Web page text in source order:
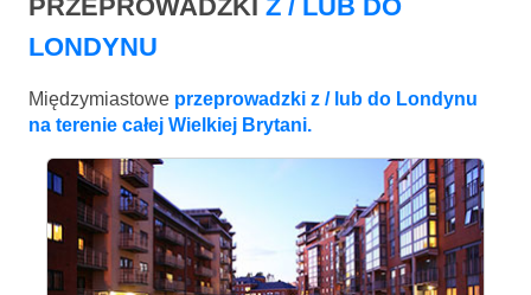
PRZEPROWADZKI Z / LUB DO
LONDYNU
Międzymiastowe przeprowadzki z / lub do Londynu
na terenie całej Wielkiej Brytani.